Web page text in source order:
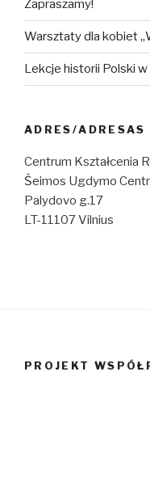
Zapraszamy!
Warsztaty dla kobiet
Lekcje historii Polski
ADRES/ADRESAS
Centrum Kształcenia
Šeimos Ugdymo
Palydovo g.17
LT-11107 Vilnius
PROJEKT